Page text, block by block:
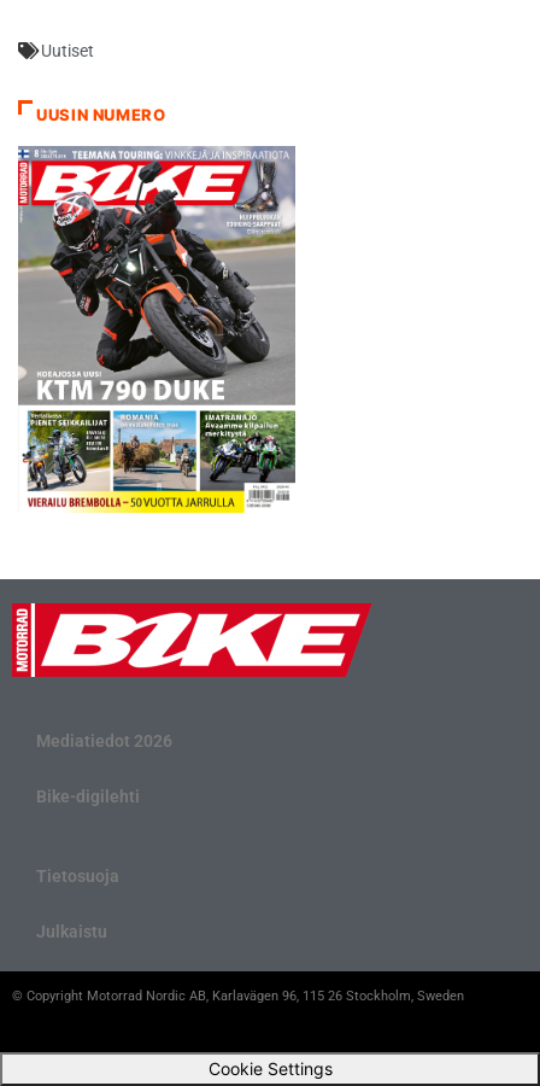
Esimerkiksi nelipuolikasta
kappaletta. Mikäli mallin
mielii omakseen, tilauksen
kanssa ei siis kannatta
empiä ja tinkimisen…
Uutiset
UUSIN NUMERO
Mediatiedot 2026
Bike-digilehti
Tietosuoja
Julkaistu
© Copyright Motorrad Nordic AB, Karlavägen 96, 115 26 Stockholm, Sweden
Cookie Settings